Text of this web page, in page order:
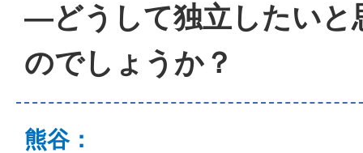
―どうして独立したいと
のでしょうか？
熊谷：